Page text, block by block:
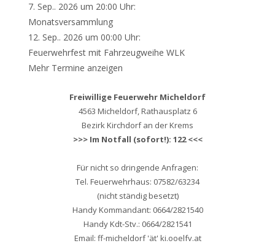
7. Sep.. 2026 um 20:00 Uhr:
Monatsversammlung
12. Sep.. 2026 um 00:00 Uhr:
Feuerwehrfest mit Fahrzeugweihe WLK
Mehr Termine anzeigen
Freiwillige Feuerwehr Micheldorf
4563 Micheldorf, Rathausplatz 6
Bezirk Kirchdorf an der Krems
>>> Im Notfall (sofort!): 122 <<<
Für nicht so dringende Anfragen:
Tel. Feuerwehrhaus: 07582/63234
(nicht ständig besetzt)
Handy Kommandant: 0664/2821540
Handy Kdt-Stv.: 0664/2821541
Email: ff-micheldorf 'ät' ki.ooelfv.at